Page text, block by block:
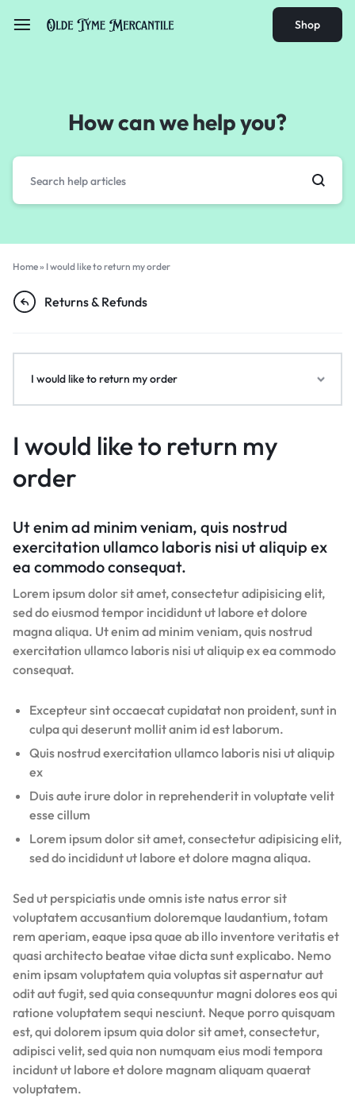
Shop
How can we help you?
Home» I would like to return my order
Returns & Refunds
I would like to return my
order
Ut enim ad minim veniam, quis nostrud
exercitation ullamco laboris nisi ut aliquip ex
ea commodo consequat.
Lorem ipsum dolor sit amet, consectetur adipisicing elit,
sed do eiusmod tempor incididunt ut labore et dolore
magna aliqua. Ut enim ad minim veniam, quis nostrud
exercitation ullamco laboris nisi ut aliquip ex ea commodo
consequat.
Excepteur sint occaecat cupidatat non proident, sunt in
culpa qui deserunt mollit anim id est laborum.
Quis nostrud exercitation ullamco laboris nisi ut aliquip
ex
Duis aute irure dolor in reprehenderit in voluptate velit
esse cillum
Lorem ipsum dolor sit amet, consectetur adipisicing elit,
sed do incididunt ut labore et dolore magna aliqua.
Sed ut perspiciatis unde omnis iste natus error sit
voluptatem accusantium doloremque laudantium, totam
rem aperiam, eaque ipsa quae ab illo inventore veritatis et
quasi architecto beatae vitae dicta sunt explicabo. Nemo
enim ipsam voluptatem quia voluptas sit aspernatur aut
odit aut fugit, sed quia consequuntur magni dolores eos qui
ratione voluptatem sequi nesciunt. Neque porro quisquam
est, qui dolorem ipsum quia dolor sit amet, consectetur,
adipisci velit, sed quia non numquam eius modi tempora
incidunt ut labore et dolore magnam aliquam quaerat
voluptatem.
I would like to return my order